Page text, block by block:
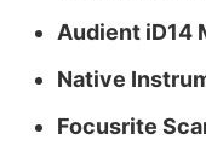
Audient iD14
Native
Focusrite